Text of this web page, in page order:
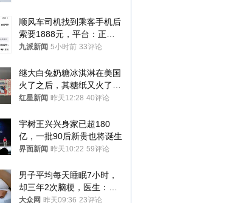
顺风车司机找到乘客手机后
索要1888元，平台：正和
司机沟通协商
九派新闻 5小时前 33评论
继大白兔奶糖冰淇淋在美国
火了之后，其糖纸又火了！
海外博主盛赞：平面设计经
红星新闻 昨天12:28 40评论
宇树王兴兴身家已超180
亿，一批90后新贵也将诞生
界面新闻 昨天10:22 59评论
男子平均每天睡眠7小时，
却三年2次脑梗，医生：这
样睡觉更伤身
大众网 昨天09:36 23评论